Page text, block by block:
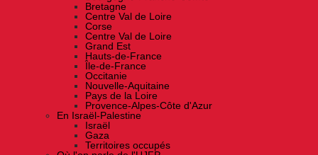
Bretagne
Centre Val de Loire
Corse
Centre Val de Loire
Grand Est
Hauts-de-France
Île-de-France
Occitanie
Nouvelle-Aquitaine
Pays de la Loire
Provence-Alpes-Côte d'Azur
En Israël-Palestine
Israël
Gaza
Territoires occupés